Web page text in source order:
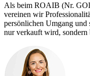
Als beim ROAIB (Nr.
vereinen wir
persönlichen Umgang und
nur verkauft wird,